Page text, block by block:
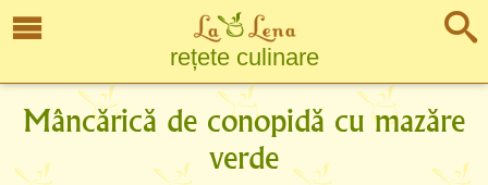
rețete culinare
Mâncărică de conopidă cu mazăre
verde